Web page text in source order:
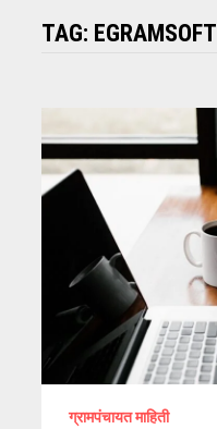
TAG: EGRAMSOFT
ग्रामपंचायत माहिती